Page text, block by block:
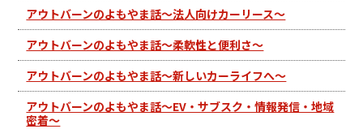
アウトバーンのよもやま話～法人向けカーリース～
アウトバーンのよもやま話～柔軟性と便利さ～
アウトバーンのよもやま話～新しいカーライフへ～
アウトバーンのよもやま話～EV・サブスク・情報発信・地域
密着～